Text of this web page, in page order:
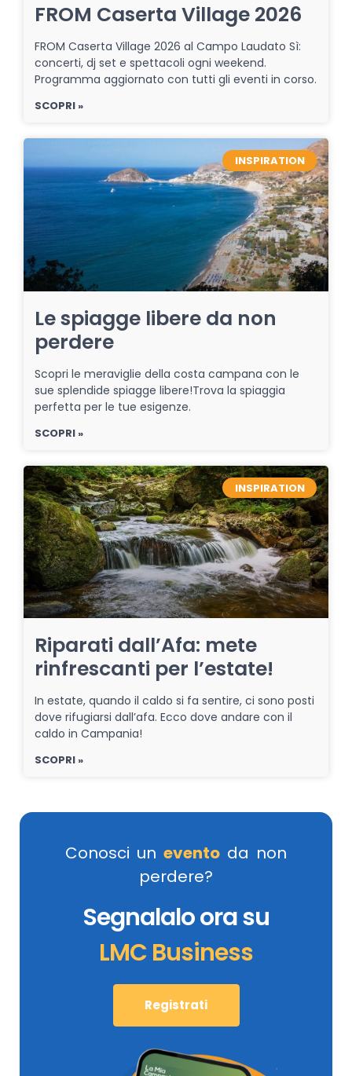
FROM Caserta Village 2026
FROM Caserta Village 2026 al Campo Laudato Sì:
concerti, dj set e spettacoli ogni weekend.
Programma aggiornato con tutti gli eventi in corso.
SCOPRI »
INSPIRATION
Le spiagge libere da non
perdere
Scopri le meraviglie della costa campana con le
sue splendide spiagge libere!Trova la spiaggia
perfetta per le tue esigenze.
SCOPRI »
INSPIRATION
Riparati dall’Afa: mete
rinfrescanti per l’estate!
In estate, quando il caldo si fa sentire, ci sono posti
dove rifugiarsi dall’afa. Ecco dove andare con il
caldo in Campania!
SCOPRI »
Conosci un evento da non
perdere?
Segnalalo ora su
LMC Business
Registrati